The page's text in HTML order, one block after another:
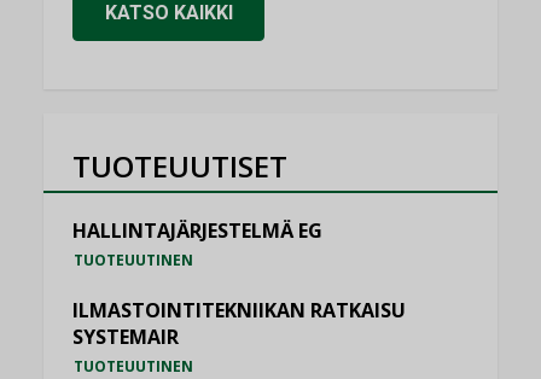
KATSO KAIKKI
TUOTEUUTISET
HALLINTAJÄRJESTELMÄ EG
TUOTEUUTINEN
ILMASTOINTITEKNIIKAN RATKAISU
SYSTEMAIR
TUOTEUUTINEN